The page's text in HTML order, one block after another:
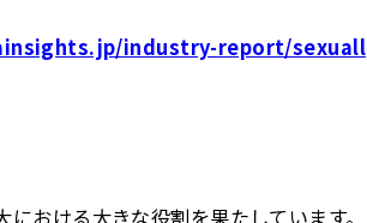
industry-report/sexuall
おける大きな役割を果たしています。